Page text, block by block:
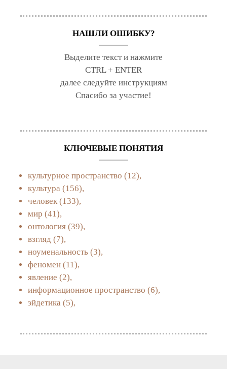
НАШЛИ ОШИБКУ?
Выделите текст и нажмите
CTRL + ENTER
далее следуйте инструкциям
Спасибо за участие!
КЛЮЧЕВЫЕ ПОНЯТИЯ
культурное пространство (12),
культура (156),
человек (133),
мир (41),
онтология (39),
взгляд (7),
ноуменальность (3),
феномен (11),
явление (2),
информационное пространство (6),
эйдетика (5),